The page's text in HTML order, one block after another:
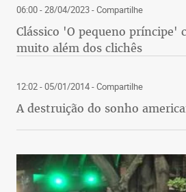
06:00 - 28/04/2023- Compartilhe
Clássico 'O pequeno príncipe'
muito além dos clichês
12:02 - 05/01/2014- Compartilhe
A destruição do sonho